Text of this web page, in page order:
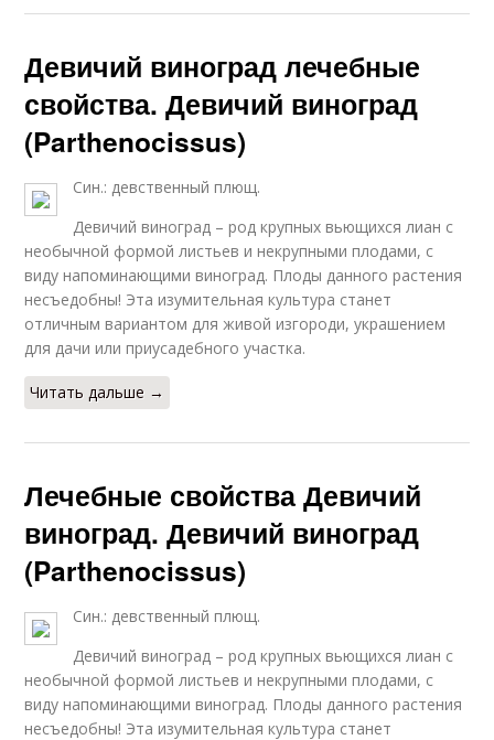
Девичий виноград лечебные
свойства. Девичий виноград
(Parthenocissus)
Син.: девственный плющ.
Девичий виноград – род крупных вьющихся лиан с
необычной формой листьев и некрупными плодами, с
виду напоминающими виноград. Плоды данного растения
несъедобны! Эта изумительная культура станет
отличным вариантом для живой изгороди, украшением
для дачи или приусадебного участка.
Читать дальше →
Лечебные свойства Девичий
виноград. Девичий виноград
(Parthenocissus)
Син.: девственный плющ.
Девичий виноград – род крупных вьющихся лиан с
необычной формой листьев и некрупными плодами, с
виду напоминающими виноград. Плоды данного растения
несъедобны! Эта изумительная культура станет